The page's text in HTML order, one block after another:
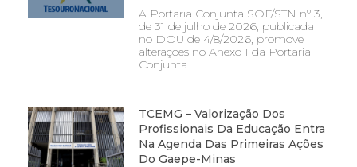
A Portaria Conjunta SOF/STN nº 3,
de 31 de julho de 2026, publicada
no DOU de 4/8/2026, promove
alterações no Anexo I da Portaria
Conjunta
TCEMG – Valorização Dos
Profissionais Da Educação Entra
Na Agenda Das Primeiras Ações
Do Gaepe-Minas